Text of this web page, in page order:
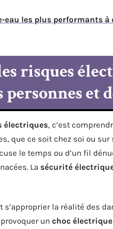
eau les plus performants
risques
et
électriques, c’est
que ce soit chez soi ou
le temps ou d’un fil
La sécurité
la réalité des
un choc électrique